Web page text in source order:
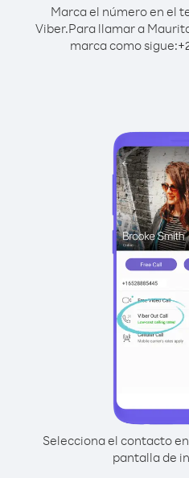
Marca el número en el
Viber.Para llamar a
marca como sigue:+
Selecciona el contacto
pantalla de